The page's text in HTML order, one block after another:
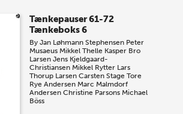
Tænkepauser 61-72
Tænkeboks 6
ByJan Løhmann Stephensen Peter
Musaeus Mikkel Thelle Kasper Bro
Larsen Jens Kjeldgaard-
Christiansen Mikkel Rytter Lars
Thorup Larsen Carsten Stage Tore
Rye Andersen Marc Malmdorf
Andersen Christine Parsons Michael
Böss